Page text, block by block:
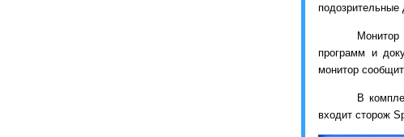
подозрительные
Монитор
программ и
монитор
В
входит сторож